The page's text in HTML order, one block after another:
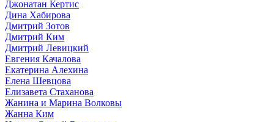
Джонатан Кертис
Дина Хабирова
Дмитрий Зотов
Дмитрий Ким
Дмитрий Левицкий
Евгения Качалова
Екатерина Алехина
Елена Шевцова
Елизавета Стаханова
Жанина и Марина Волковы
Жанна Ким